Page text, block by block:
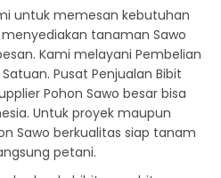
untuk memesan kebutuhan
tanaman Sawo
Kami melayani Pembelian
Pusat Penjualan Bibit
Pohon Sawo besar bisa
Untuk proyek maupun
Sawo berkualitas siap tanam
petani.